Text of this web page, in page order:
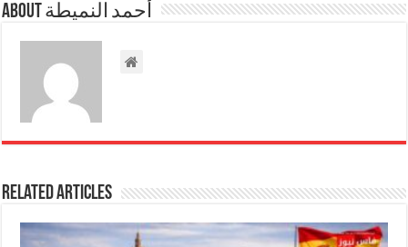
About أحمد النميطة
Related Articles